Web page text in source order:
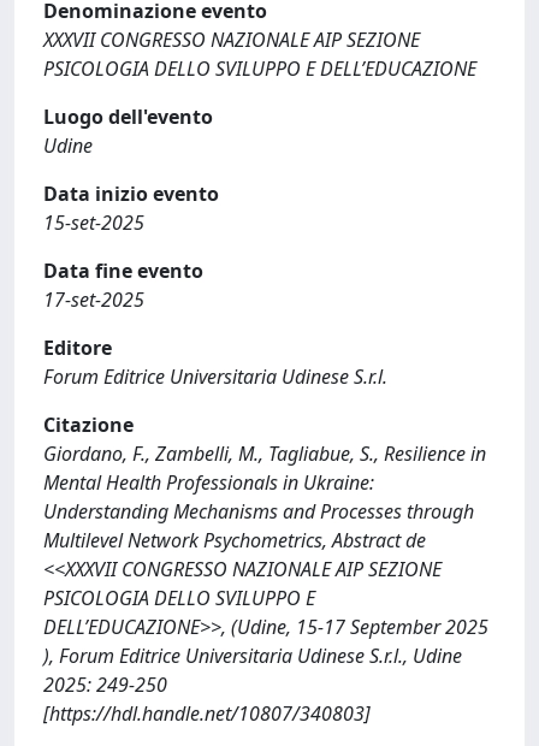
Denominazione evento
XXXVII CONGRESSO NAZIONALE AIP SEZIONE
PSICOLOGIA DELLO SVILUPPO E DELL’EDUCAZIONE
Luogo dell'evento
Udine
Data inizio evento
15-set-2025
Data fine evento
17-set-2025
Editore
Forum Editrice Universitaria Udinese S.r.l.
Citazione
Giordano, F., Zambelli, M., Tagliabue, S., Resilience in
Mental Health Professionals in Ukraine:
Understanding Mechanisms and Processes through
Multilevel Network Psychometrics, Abstract de
<<XXXVII CONGRESSO NAZIONALE AIP SEZIONE
PSICOLOGIA DELLO SVILUPPO E
DELL’EDUCAZIONE>>, (Udine, 15-17 September 2025
), Forum Editrice Universitaria Udinese S.r.l., Udine
2025: 249-250
[https://hdl.handle.net/10807/340803]